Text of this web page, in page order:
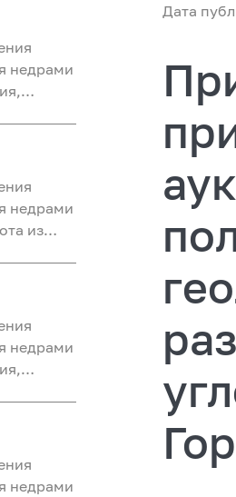
недрами
района
округа
недрами
из
недрами
Ханты-
- Югры
недрами
Дата